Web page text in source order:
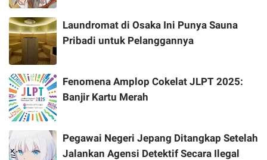
Laundromat di Osaka Ini Punya Sauna
Pribadi untuk Pelanggannya
Fenomena Amplop Cokelat JLPT 2025:
Banjir Kartu Merah
Pegawai Negeri Jepang Ditangkap Setelah
Jalankan Agensi Detektif Secara Ilegal